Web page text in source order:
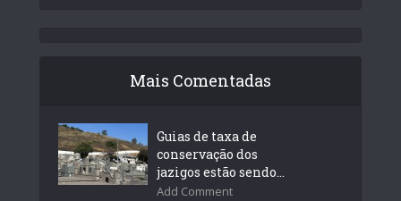
Mais Comentadas
Guias de taxa de
conservação dos
jazigos estão sendo...
Add Comment